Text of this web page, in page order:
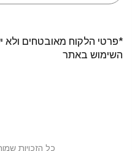
*פרטי הלקוח מאובטחים ולא
השימוש באתר
כל הזכויות